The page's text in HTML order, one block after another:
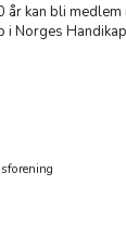
år kan bli medlem i
i Norges